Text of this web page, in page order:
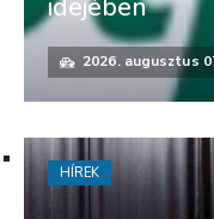
idejében
2026. augusztus
HÍREK